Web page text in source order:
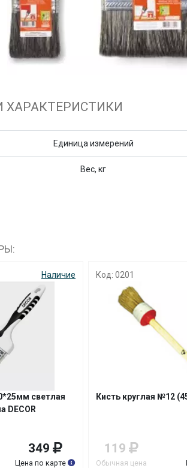
ХАРАКТЕРИСТИКИ
Единица измерений
Вес, кг
Наличие
светлая
DECОR
349
Цена по карте
Код: 0201
Кисть круглая №12
119
Обычная цена
Подробнее